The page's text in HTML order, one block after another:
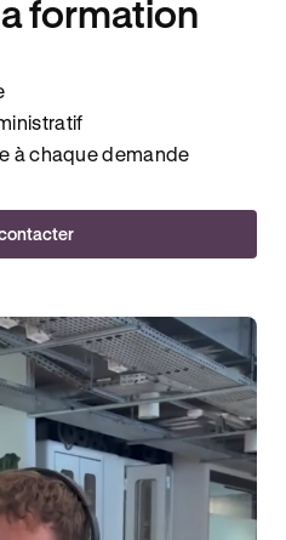
formation
à chaque demande